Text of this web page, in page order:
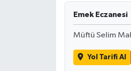
Emek Eczanesi
Müftü Selim
Yol Tarifi Al